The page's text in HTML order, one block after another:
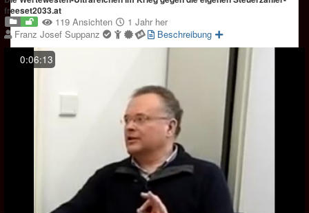
freeset2033.at
119 Ansichten
1 Jahr her
Franz Josef Suppanz
Beschreibung
0:06:13